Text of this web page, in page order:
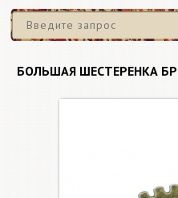
БОЛЬШАЯ ШЕСТЕРЕНКА